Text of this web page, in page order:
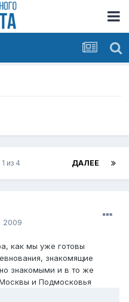
ДАЛЕЕ
из 4
2009
как мы уже готовы
знакомящие
знакомыми и в то же
и Подмосковья